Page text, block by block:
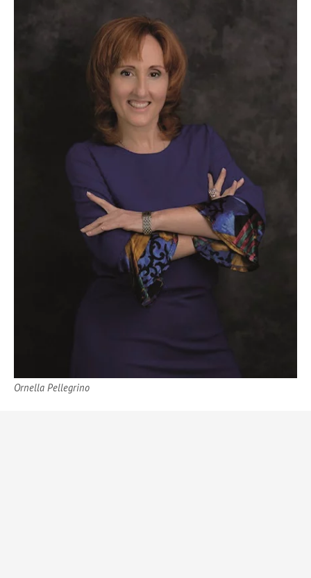
Ornella Pellegrino